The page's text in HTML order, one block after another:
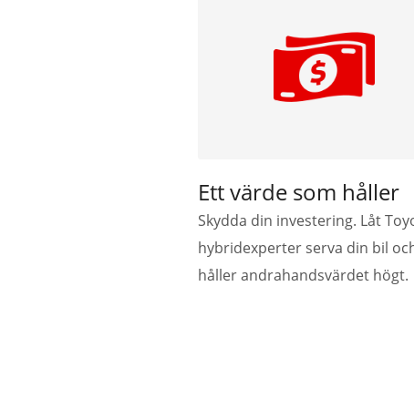
Ett värde som håller
Skydda din investering. Låt
hybridexperter serva din bil
håller andrahandsvärdet högt.